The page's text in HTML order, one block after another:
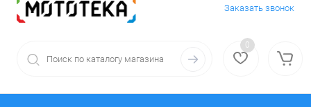
Заказать звонок
0